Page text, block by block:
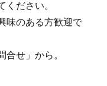
ださい。
味のある方歓迎で
せ」から。